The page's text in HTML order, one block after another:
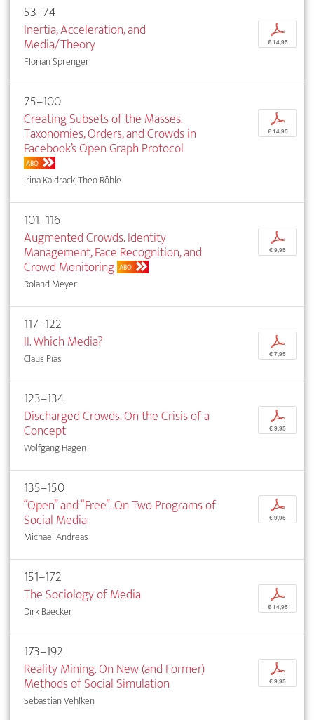
53–74
Inertia, Acceleration, and
Media/Theory
Florian Sprenger
p
€ 14,95
75–100
Creating Subsets of the Masses.
Taxonomies, Orders, and Crowds in
Facebook’s Open Graph Protocol
ABO
Irina Kaldrack, Theo Röhle
p
€ 14,95
101–116
Augmented Crowds. Identity
Management, Face Recognition, and
Crowd Monitoring ABO
Roland Meyer
p
€ 9,95
117–122
II. Which Media?
Claus Pias
p
€ 7,95
123–134
Discharged Crowds. On the Crisis of a
Concept
Wolfgang Hagen
p
€ 9,95
135–150
“Open” and “Free”. On Two Programs of
Social Media
Michael Andreas
p
€ 9,95
151–172
The Sociology of Media
Dirk Baecker
p
€ 14,95
173–192
Reality Mining. On New (and Former)
Methods of Social Simulation
Sebastian Vehlken
p
€ 9,95